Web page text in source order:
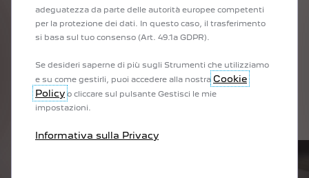
GUIDARE IN TUTTA
TRANQUILLITÀ
Approfitta della grande competenza tecnologica e del supporto
unico firmato PEUGEOT per la manutenzione del tuo veicolo
elettrico.
adeguatezza da parte delle autorità europee competenti
per la protezione dei dati. In questo caso, il trasferimento
si basa sul tuo consenso (Art. 49.1a GDPR).
Se desideri saperne di più sugli Strumenti che utilizziamo
e su come gestirli, puoi accedere alla nostra Cookie
Policy o cliccare sul pulsante Gestisci le mie
impostazioni.
Informativa sulla Privacy